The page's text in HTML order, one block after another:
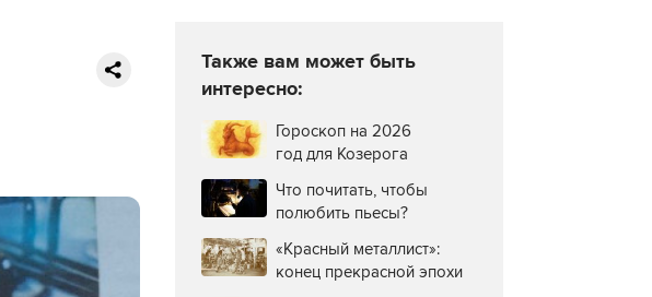
Также вам может быть
интересно:
Гороскоп на 2026
год для Козерога
Что почитать, чтобы
полюбить пьесы?
«Красный металлист»:
конец прекрасной эпохи